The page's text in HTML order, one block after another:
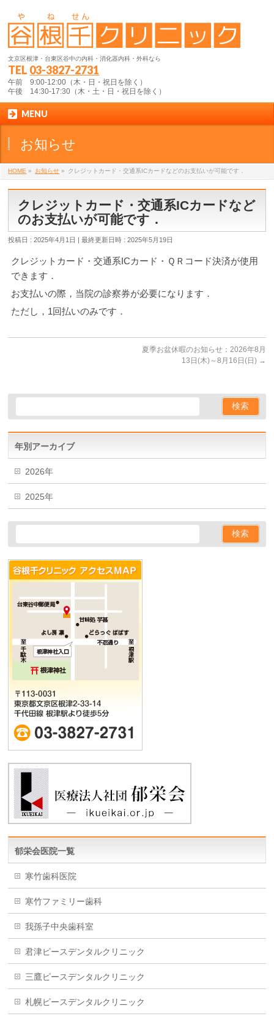
文京区根津・台東区谷中の内科・消化器内科・外科なら
TEL 03-3827-2731
午前 9:00-12:00（木・日・祝日を除く）
午後 14:30-17:30（木・土・日・祝日を除く）
MENU
お知らせ
HOME » お知らせ » クレジットカード・交通系ICカードなどのお支払いが可能です．
クレジットカード・交通系ICカードなど
のお支払いが可能です．
投稿日 : 2025年4月1日 最終更新日時 : 2025年5月19日
クレジットカード・交通系ICカード・ＱＲコード決済が使用
できます．
お支払いの際，当院の診察券が必要になります．
ただし，1回払いのみです．
夏季お盆休暇のお知らせ：2026年8月
13日(木)～8月16日(日) →
年別アーカイブ
2026年
2025年
郁栄会医院一覧
寒竹歯科医院
寒竹ファミリー歯科
我孫子中央歯科室
君津ピースデンタルクリニック
三鷹ピースデンタルクリニック
札幌ピースデンタルクリニック